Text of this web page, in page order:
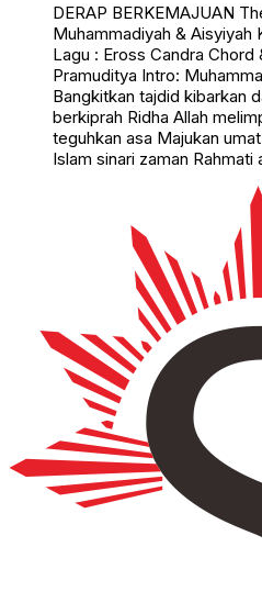
DERAP BERKEMAJUAN
Muhammadiyah & Aisyiyah
Lagu : Eross Candra Chord
Pramuditya Intro:
Bangkitkan tajdid kibarkan
berkiprah Ridha Allah
teguhkan asa Majukan
Islam sinari zaman